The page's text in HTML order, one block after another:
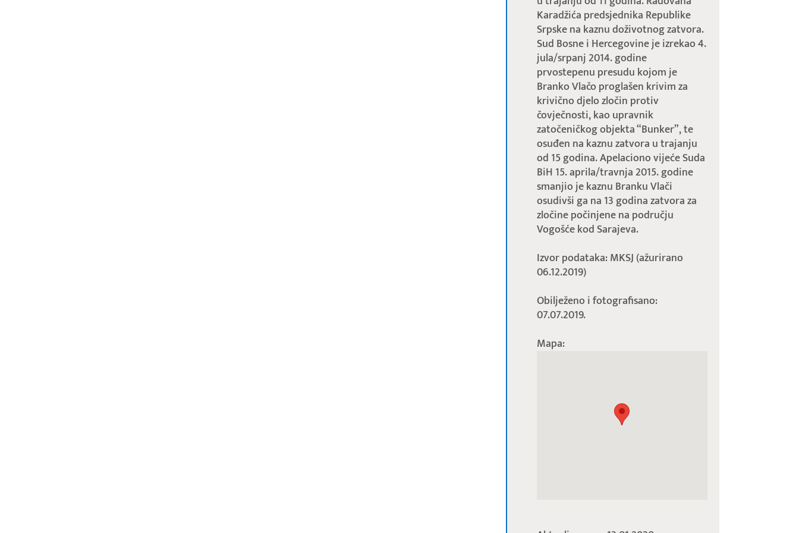
Karadžića predsjednika Republike
Srpske na kaznu doživotnog zatvora.
Sud Bosne i Hercegovine je izrekao 4.
jula/srpanj 2014. godine
prvostepenu presudu kojom je
Branko Vlačo proglašen krivim za
krivično djelo zločin protiv
čovječnosti, kao upravnik
zatočeničkog objekta “Bunker”, te
osuđen na kaznu zatvora u trajanju
od 15 godina. Apelaciono vijeće Suda
BiH 15. aprila/travnja 2015. godine
smanjio je kaznu Branku Vlači
osudivši ga na 13 godina zatvora za
zločine počinjene na području
Vogošće kod Sarajeva.
Izvor podataka: MKSJ (ažurirano
06.12.2019)
Obilježeno i fotografisano:
07.07.2019.
Mapa: